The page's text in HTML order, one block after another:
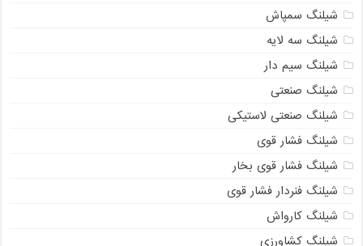
شیلنگ سمپاش
شیلنگ سه لایه
شیلنگ سیم دار
شیلنگ صنعتی
شیلنگ صنعتی لاستیکی
شیلنگ فشار قوی
شیلنگ فشار قوی بخار
شیلنگ فنردار فشار قوی
شیلنگ کارواش
شیلنگ کشاورزی